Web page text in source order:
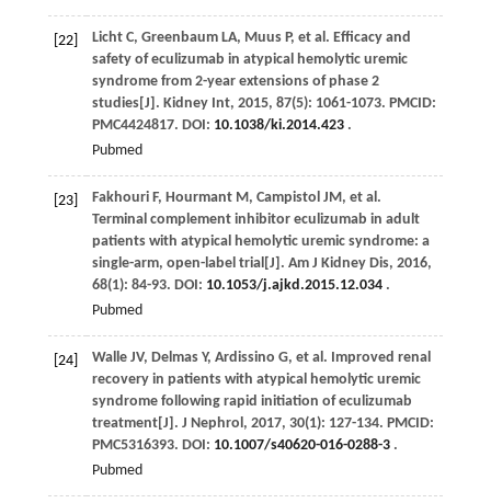
[22] Licht C, Greenbaum LA, Muus P, et al . Efficacy and
safety of eculizumab in atypical hemolytic uremic
syndrome from 2-year extensions of phase 2
studies[J]. Kidney Int, 2015, 87(5): 1061-1073. PMCID:
PMC4424817. DOI: 10.1038/ki.2014.423.
Pubmed
[23] Fakhouri F, Hourmant M, Campistol JM, et al .
Terminal complement inhibitor eculizumab in adult
patients with atypical hemolytic uremic syndrome: a
single-arm, open-label trial[J]. Am J Kidney Dis, 2016,
68(1): 84-93. DOI: 10.1053/j.ajkd.2015.12.034.
Pubmed
[24] Walle JV, Delmas Y, Ardissino G, et al . Improved renal
recovery in patients with atypical hemolytic uremic
syndrome following rapid initiation of eculizumab
treatment[J]. J Nephrol , 2017, 30(1): 127-134. PMCID:
PMC5316393. DOI: 10.1007/s40620-016-0288-3.
Pubmed